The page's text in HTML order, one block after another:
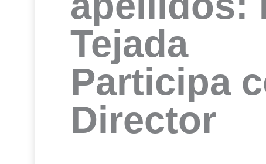
Tejada
Participa
Director